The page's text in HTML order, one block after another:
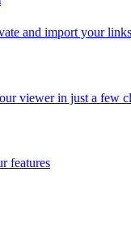
and import your
viewer in just a few
features